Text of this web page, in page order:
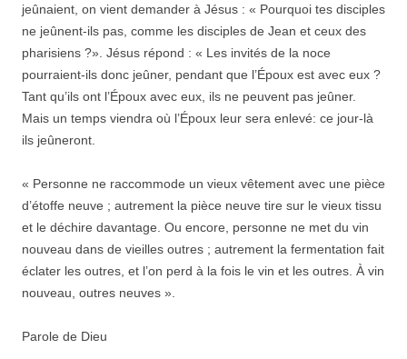
jeûnaient, on vient demander à Jésus : « Pourquoi tes disciples
ne jeûnent-ils pas, comme les disciples de Jean et ceux des
pharisiens ?». Jésus répond : « Les invités de la noce
pourraient-ils donc jeûner, pendant que l’Époux est avec eux ?
Tant qu’ils ont l’Époux avec eux, ils ne peuvent pas jeûner.
Mais un temps viendra où l’Époux leur sera enlevé: ce jour-là
ils jeûneront.
« Personne ne raccommode un vieux vêtement avec une pièce
d’étoffe neuve ; autrement la pièce neuve tire sur le vieux tissu
et le déchire davantage. Ou encore, personne ne met du vin
nouveau dans de vieilles outres ; autrement la fermentation fait
éclater les outres, et l’on perd à la fois le vin et les outres. À vin
nouveau, outres neuves ».
Parole de Dieu